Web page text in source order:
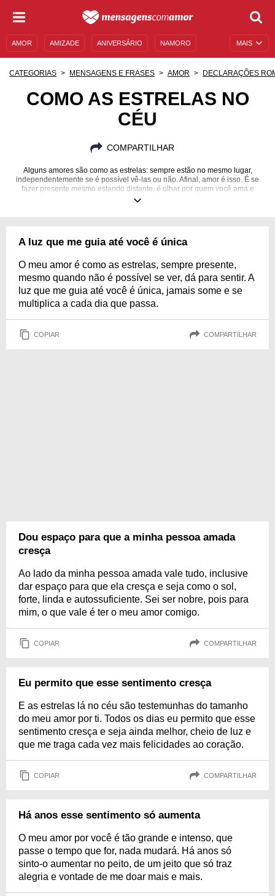
MAIS
AMOR AMIZADE ANIVERSÁRIO NAMORO
MENSAGENS DE ANIVERSÁRIO
CATEGORIAS MENSAGENS E FRASES AMOR DECLARAÇÕES
COMO AS ESTRELAS NO
CÉU
COMPARTILHAR
Alguns amores são como as estrelas: sempre estão no mesmo lugar,
independentemente se é possível vê-las ou não. Afinal, amor é isso. É se
fazer presente mesmo estando distante, é olhar por quem você ama e
abrilhantar o caminho dela com a luz do seu coração.
A luz que me guia até você é única
O meu amor é como as estrelas, sempre presente,
mesmo quando não é possível se ver, dá para sentir. A
luz que me guia até você é única, jamais some e se
multiplica a cada dia que passa.
COPIAR COMPARTILHAR
Dou espaço para que a minha pessoa amada
cresça
Ao lado da minha pessoa amada vale tudo, inclusive
dar espaço para que ela cresça e seja como o sol,
forte, linda e autossuficiente. Sei ser nobre, pois para
mim, o que vale é ter o meu amor comigo.
COPIAR COMPARTILHAR
Eu permito que esse sentimento cresça
E as estrelas lá no céu são testemunhas do tamanho
do meu amor por ti. Todos os dias eu permito que esse
sentimento cresça e seja ainda melhor, cheio de luz e
que me traga cada vez mais felicidades ao coração.
COPIAR COMPARTILHAR
Há anos esse sentimento só aumenta
O meu amor por você é tão grande e intenso, que
passe o tempo que for, nada mudará. Há anos só
sinto-o aumentar no peito, de um jeito que só traz
alegria e vontade de me doar mais e mais.